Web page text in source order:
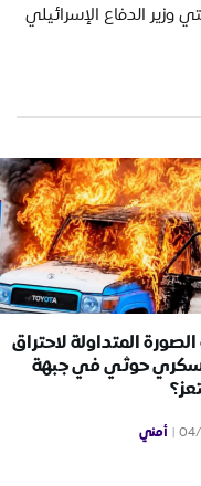
وزير الدفاع الإسرائيلي
المتداولة لاحتراق
حوثي في جبهة
أمني